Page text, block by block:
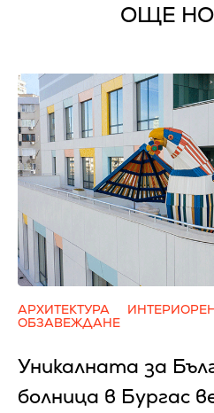
ОЩЕ
АРХИТЕКТУРА
ОБЗАВЕЖДАНЕ
Уникалната за
болница в Бургас